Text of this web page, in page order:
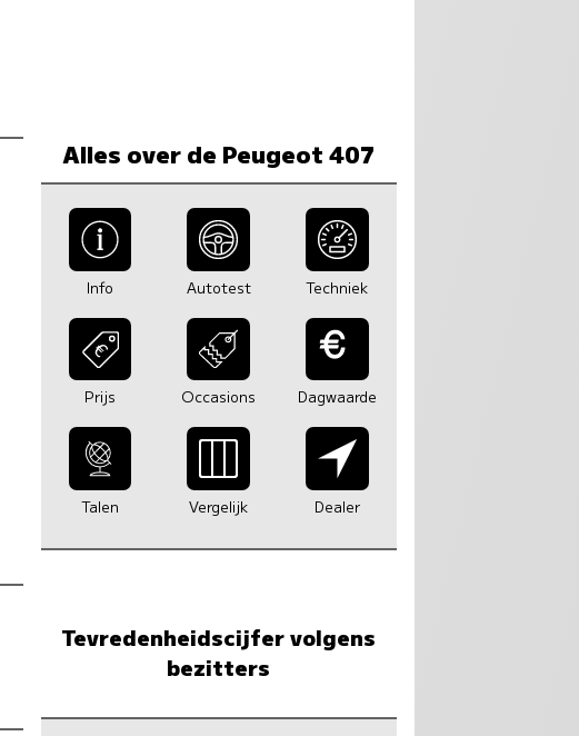
Alles over de Peugeot 407
Info Autotest Techniek
Prijs Occasions Dagwaarde
Talen Vergelijk Dealer
Tevredenheidscijfer volgens
bezitters